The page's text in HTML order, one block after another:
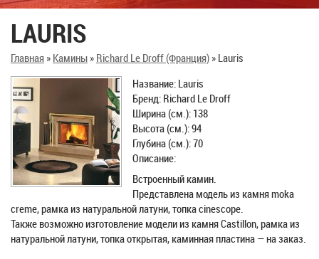
LAURIS
Главная» Камины» Richard Le Droff (Франция)» Lauris
Название: Lauris
Бренд: Richard Le Droff
Ширина (см.): 138
Высота (см.): 94
Глубина (см.): 70
Описание:
Встроенный камин.
Представлена модель из камня moka
creme, рамка из натуральной латуни, топка cinescope.
Также возможно изготовление модели из камня Castillon, рамка из
натуральной латуни, топка открытая, каминная пластина — на заказ.